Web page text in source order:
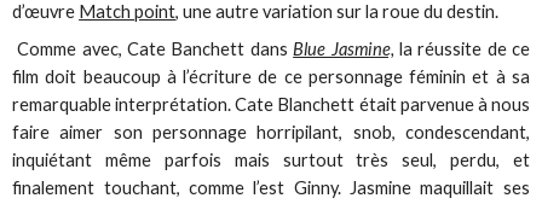
d’œuvre Match point, une autre variation sur la roue du destin.
Comme avec, Cate Banchett dansBlue Jasmine, la réussite de ce
film doit beaucoup à l’écriture de ce personnage féminin et à sa
remarquable interprétation. Cate Blanchett était parvenue à nous
faire aimer son personnage horripilant, snob, condescendant,
inquiétant même parfois mais surtout très seul, perdu, et
finalement touchant, comme l’est Ginny. Jasmine maquillait ses